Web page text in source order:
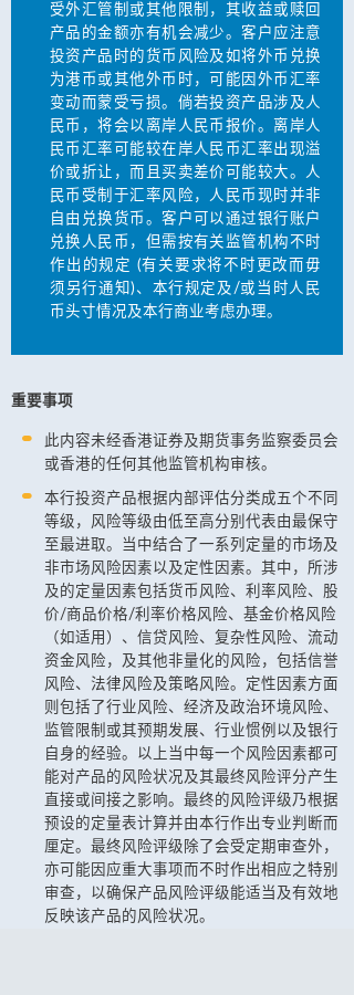
受外汇管制或其他限制，其收益或赎回
产品的金额亦有机会减少。客户应注意
投资产品时的货币风险及如将外币兑换
为港币或其他外币时，可能因外币汇率
变动而蒙受亏损。倘若投资产品涉及人
民币，将会以离岸人民币报价。离岸人
民币汇率可能较在岸人民币汇率出现溢
价或折让，而且买卖差价可能较大。人
民币受制于汇率风险，人民币现时并非
自由兑换货币。客户可以通过银行账户
兑换人民币，但需按有关监管机构不时
作出的规定 (有关要求将不时更改而毋
须另行通知)、本行规定及/或当时人民
币头寸情况及本行商业考虑办理。
重要事项
此内容未经香港证券及期货事务监察委员会
或香港的任何其他监管机构审核。
本行投资产品根据内部评估分类成五个不同
等级，风险等级由低至高分别代表由最保守
至最进取。当中结合了一系列定量的市场及
非市场风险因素以及定性因素。其中，所涉
及的定量因素包括货币风险、利率风险、股
价/商品价格/利率价格风险、基金价格风险
（如适用）、信贷风险、复杂性风险、流动
资金风险，及其他非量化的风险，包括信誉
风险、法律风险及策略风险。定性因素方面
则包括了行业风险、经济及政治环境风险、
监管限制或其预期发展、行业惯例以及银行
自身的经验。以上当中每一个风险因素都可
能对产品的风险状况及其最终风险评分产生
直接或间接之影响。最终的风险评级乃根据
预设的定量表计算并由本行作出专业判断而
厘定。最终风险评级除了会受定期审查外，
亦可能因应重大事项而不时作出相应之特别
审查，以确保产品风险评级能适当及有效地
反映该产品的风险状况。